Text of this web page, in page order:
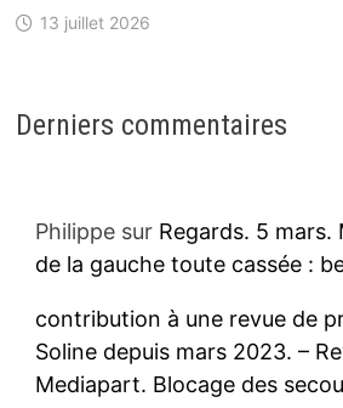
13 juillet 2026
Derniers commentaires
Philippesur Regards. 5 mars.
de la gauche toute cassée :
contribution à une revue de
Soline depuis mars 2023. –
Mediapart. Blocage des